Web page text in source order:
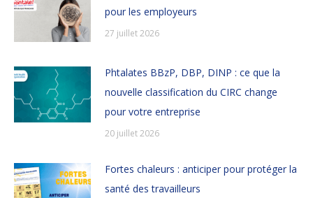
pour les employeurs
27 juillet 2026
Phtalates BBzP, DBP, DINP : ce que la
nouvelle classification du CIRC change
pour votre entreprise
20 juillet 2026
Fortes chaleurs : anticiper pour protéger la
santé des travailleurs